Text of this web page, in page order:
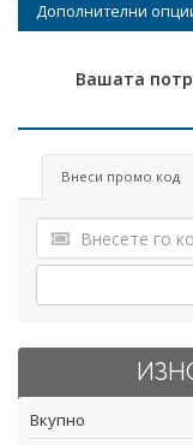
Дополнителни
Вашата
Внеси промо код
Вкупно